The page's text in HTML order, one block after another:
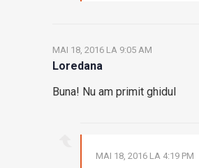
Loredana
MAI 18, 2016 LA 9:05 AM
Buna! Nu am primit ghidul
MAI 18, 2016 LA 4:19 PM